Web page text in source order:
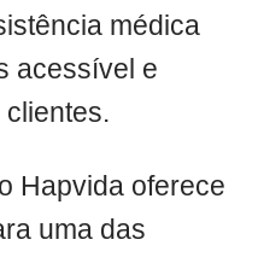
médica
acessível e
Hapvida oferece
uma das